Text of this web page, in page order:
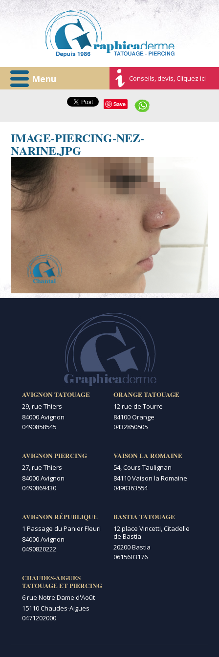
Menu Conseils, devis, Cliquez ici
Save
IMAGE-PIERCING-NEZ-
NARINE.JPG
AVIGNON TATOUAGE
29, rue Thiers
84000 Avignon
0490858545
AVIGNON PIERCING
27, rue Thiers
84000 Avignon
0490869430
AVIGNON RÉPUBLIQUE
1 Passage du Panier Fleuri
84000 Avignon
0490820222
CHAUDES-AIGUES
TATOUAGE ET PIERCING
6 rue Notre Dame d'Août
15110 Chaudes-Aigues
0471202000
ORANGE TATOUAGE
12 rue de Tourre
84100 Orange
0432850505
VAISON LA ROMAINE
54, Cours Taulignan
84110 Vaison la Romaine
0490363554
BASTIA TATOUAGE
12 place Vincetti, Citadelle
de Bastia
20200 Bastia
0615603176